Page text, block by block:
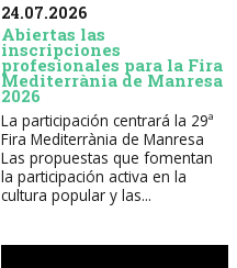
24.07.2026
Abiertas las
inscripciones
profesionales para la Fira
Mediterrània de Manresa
2026
La participación centrará la 29ª
Fira Mediterrània de Manresa
Las propuestas que fomentan
la participación activa en la
cultura popular y las...